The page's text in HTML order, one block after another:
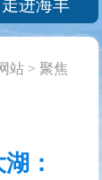
走进海丰
站 >聚焦
：